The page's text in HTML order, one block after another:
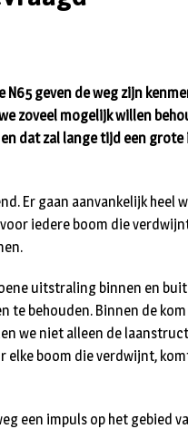
N65 geven de weg zijn
zoveel mogelijk willen
dat zal lange tijd een
Er gaan aanvankelijk heel
iedere boom die
uitstraling binnen en
te behouden. Binnen de
we niet alleen de
elke boom die verdwijnt,
een impuls op het gebied